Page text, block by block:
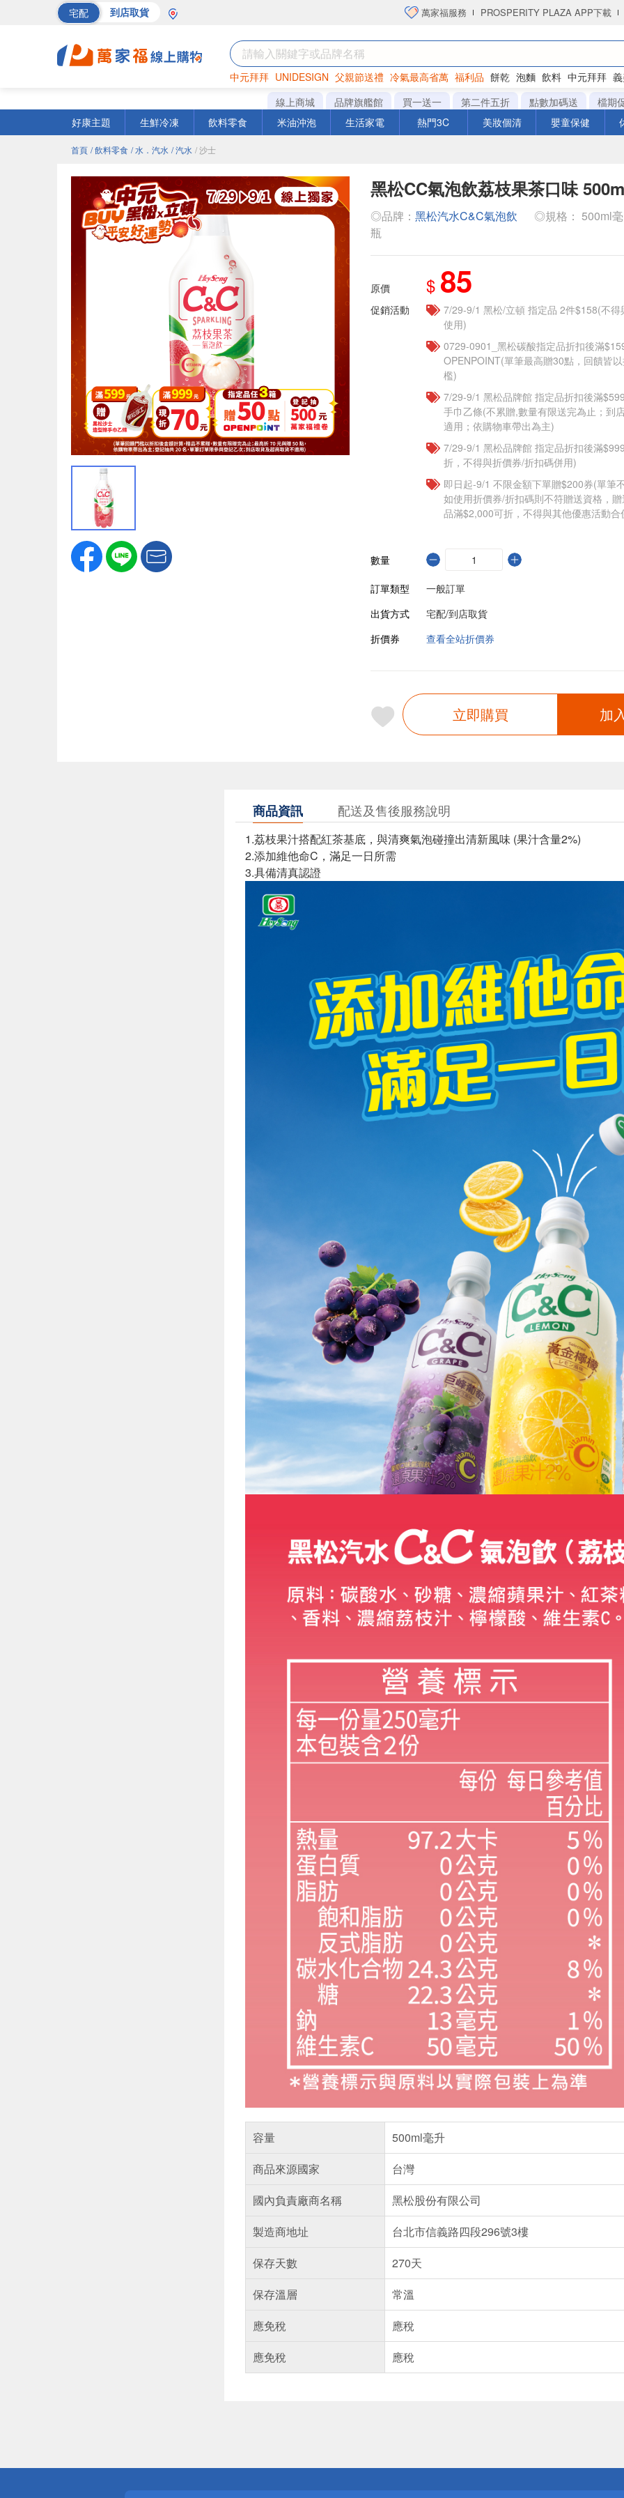
宅配 到店取貨 萬家福服務 PROSPERITY PLAZA APP下載
中元拜拜 UNIDESIGN 父親節送禮 冷氣最高省萬 福利品 餅乾 泡麵 飲料 中元拜拜
罐頭 海苔 洋芋片
線上商城 品牌旗艦館 買一送一 第二件五折 點數加碼送
檔期
好康主題
生鮮冷凍 飲料零食 米油沖泡 生活家電 熱門3C 美妝個清 嬰童保健
首頁 / 飲料零食 / 水．汽水 / 汽水 / 沙士
黑松CC氣泡飲荔枝果茶口味
◎品牌： 黑松汽水C&C氣泡飲
◎規格： 500ml
瓶
原價 $ 85
促銷活動
7/29-9/1 黑松/立頓 指定品 2件$158(不
使用)
0729-0901_黑松碳酸指定品折扣後滿
OPENPOINT(單筆最高贈30點，回饋皆
檻)
7/29-9/1 黑松品牌館 指定品折扣後滿
手巾乙條(不累贈,數量有限送完為止；到
適用；依購物車帶出為主)
7/29-9/1 黑松品牌館 指定品折扣後滿
折，不得與折價券/折扣碼併用)
即日起-9/1 不限金額下單贈$200券(單筆
如使用折價券/折扣碼則不符贈送資格，
品滿$2,000可折，不得與其他優惠活動合
數量
訂單類型
一般訂單
出貨方式
宅配/到店取貨
折價券
查看全站折價券
立即購買 加
商品資訊 配送及售後服務說明
1.荔枝果汁搭配紅茶基底，與清爽氣泡碰撞出清新風味 (果汁含量2%)
2.添加維他命C，滿足一日所需
3.具備清真認證
容量
500ml毫升
商品來源國家
台灣
國內負責廠商名稱
黑松股份有限公司
製造商地址
台北市信義路四段296號3樓
保存天數
270天
保存溫層
常溫
應免稅
應稅
應免稅
應稅
詐騙網頁！請小心！
得獎公告